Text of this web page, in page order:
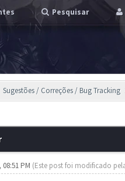
Pesquisar
Sugestões / Correções / Bug Tracking
08:51 PM (Este post foi modificado